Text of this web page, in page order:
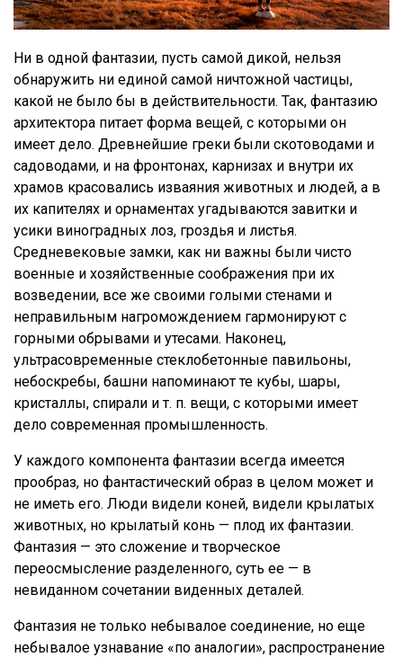
Ни в одной фантазии, пусть самой дикой, нельзя
обнаружить ни единой самой ничтожной частицы,
какой не было бы в действительности. Так, фантазию
архитектора питает форма вещей, с которыми он
имеет дело. Древнейшие греки были скотоводами и
садоводами, и на фронтонах, карнизах и внутри их
храмов красовались изваяния животных и людей, а в
их капителях и орнаментах угадываются завитки и
усики виноградных лоз, гроздья и листья.
Средневековые замки, как ни важны были чисто
военные и хозяйственные соображения при их
возведении, все же своими голыми стенами и
неправильным нагромождением гармонируют с
горными обрывами и утесами. Наконец,
ультрасовременные стеклобетонные павильоны,
небоскребы, башни напоминают те кубы, шары,
кристаллы, спирали и т. п. вещи, с которыми имеет
дело современная промышленность.
У каждого компонента фантазии всегда имеется
прообраз, но фантастический образ в целом может и
не иметь его. Люди видели коней, видели крылатых
животных, но крылатый конь — плод их фантазии.
Фантазия — это сложение и творческое
переосмысление разделенного, суть ее — в
невиданном сочетании виденных деталей.
Фантазия не только небывалое соединение, но еще
небывалое узнавание «по аналогии», распространение